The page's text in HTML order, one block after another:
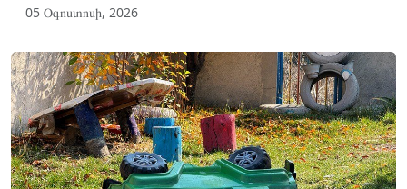
05 Օգոստոսի, 2026